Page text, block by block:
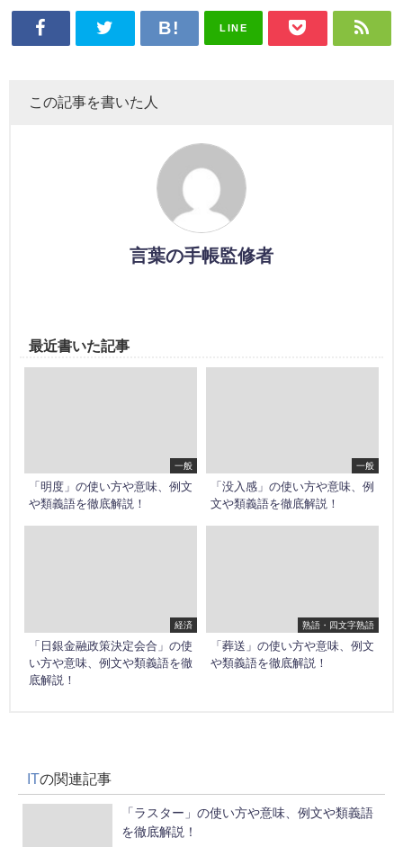
LINE
この記事を書いた人
言葉の手帳監修者
最近書いた記事
一般
「明度」の使い方や意味、例文
や類義語を徹底解説！
一般
「没入感」の使い方や意味、例
文や類義語を徹底解説！
経済
「日銀金融政策決定会合」の使
い方や意味、例文や類義語を徹
底解説！
熟語・四文字熟語
「葬送」の使い方や意味、例文
や類義語を徹底解説！
ITの関連記事
「ラスター」の使い方や意味、例文や類義語
を徹底解説！